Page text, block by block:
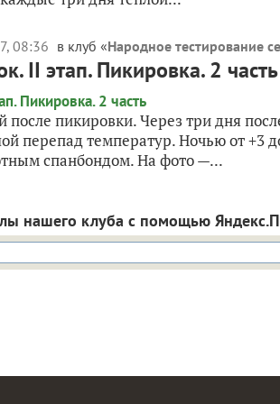
08:36 в клуб «Народное тестирование
II этап. Пикировка. 2 часть
после пикировки. Через три дня
перепад температур. Ночью от +3
спанбондом. На фото —...
нашего клуба с помощью